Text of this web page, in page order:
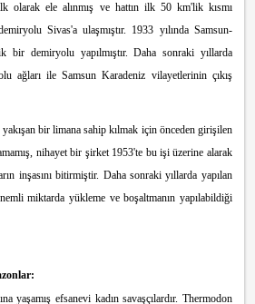
olarak ele alınmış ve hattın ilk 50 km'lik kısmı
Sivas'a ulaşmıştır. 1933 yılında Samsun-
bir demiryolu yapılmıştır. Daha sonraki yıllarda
ağları ile Samsun Karadeniz vilayetlerinin çıkış
bir limana sahip kılmak için önceden girişilen
nihayet bir şirket 1953'te bu işi üzerine alarak
inşasını bitirmiştir. Daha sonraki yıllarda yapılan
miktarda yükleme ve boşaltmanın yapılabildiği
yaşamış efsanevi kadın savaşçılardır. Thermodon